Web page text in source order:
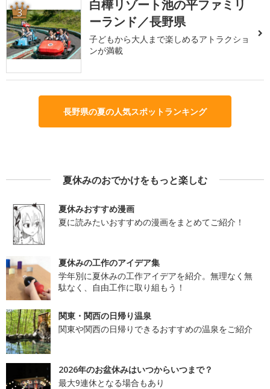
3
白樺リゾート池の平ファミリ
ーランド／長野県
子どもから大人まで楽しめるアトラクショ
ンが満載
長野県の夏の人気スポットランキング
夏休みのおでかけをもっと楽しむ
夏休みおすすめ漫画
夏に読みたいおすすめの漫画をまとめてご紹介！
夏休みの工作のアイデア集
学年別に夏休みの工作アイデアを紹介。無理なく無
駄なく、自由工作に取り組もう！
関東・関西の日帰り温泉
関東や関西の日帰りできるおすすめの温泉をご紹介
2026年のお盆休みはいつからいつまで？
最大9連休となる場合もあり